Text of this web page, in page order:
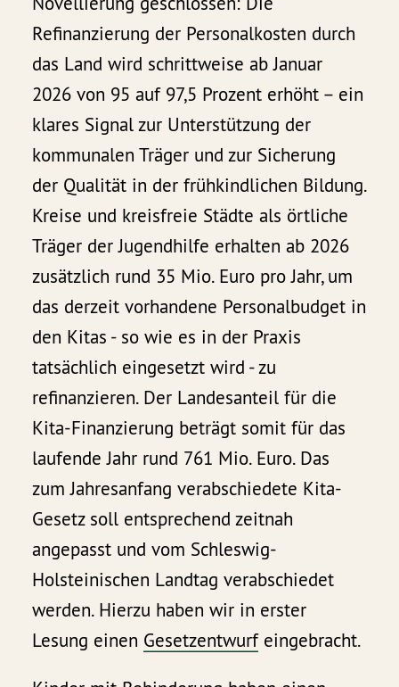
Refinanzierung der Personalkosten durch
das Land wird schrittweise ab Januar
2026 von 95 auf 97,5 Prozent erhöht – ein
klares Signal zur Unterstützung der
kommunalen Träger und zur Sicherung
der Qualität in der frühkindlichen Bildung.
Kreise und kreisfreie Städte als örtliche
Träger der Jugendhilfe erhalten ab 2026
zusätzlich rund 35 Mio. Euro pro Jahr, um
das derzeit vorhandene Personalbudget in
den Kitas - so wie es in der Praxis
tatsächlich eingesetzt wird - zu
refinanzieren. Der Landesanteil für die
Kita-Finanzierung beträgt somit für das
laufende Jahr rund 761 Mio. Euro. Das
zum Jahresanfang verabschiedete Kita-
Gesetz soll entsprechend zeitnah
angepasst und vom Schleswig-
Holsteinischen Landtag verabschiedet
werden. Hierzu haben wir in erster
Lesung einen Gesetzentwurfeingebracht.